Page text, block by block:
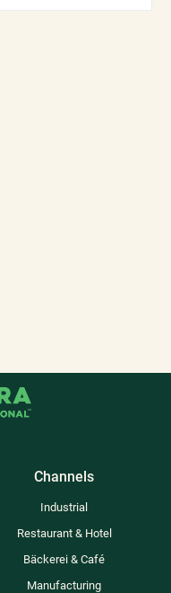
Channels
Industrial
Restaurant & Hotel
Bäckerei & Café
Manufacturing